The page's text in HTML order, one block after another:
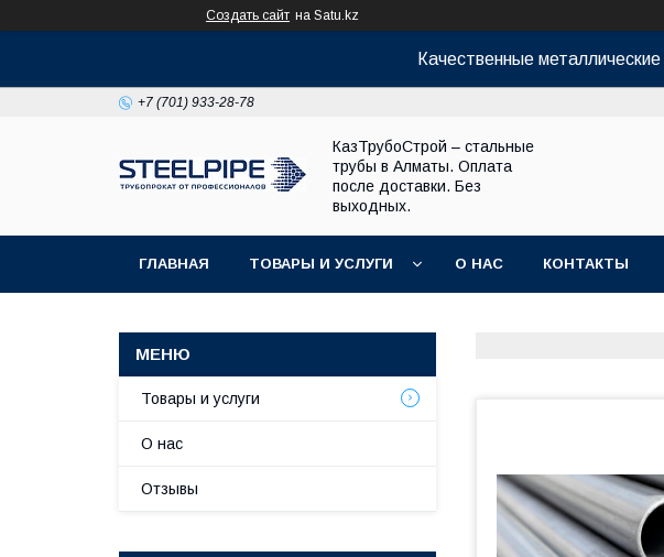
Создать сайт на Satu.kz
Качественные
+7 (701) 933-28-78
КазТрубоСтрой – стальные
трубы в Алматы. Оплата
после доставки. Без
выходных.
ГЛАВНАЯ ТОВАРЫ И УСЛУГИ О НАС КОНТАКТЫ
Товары и услуги
О нас
Отзывы